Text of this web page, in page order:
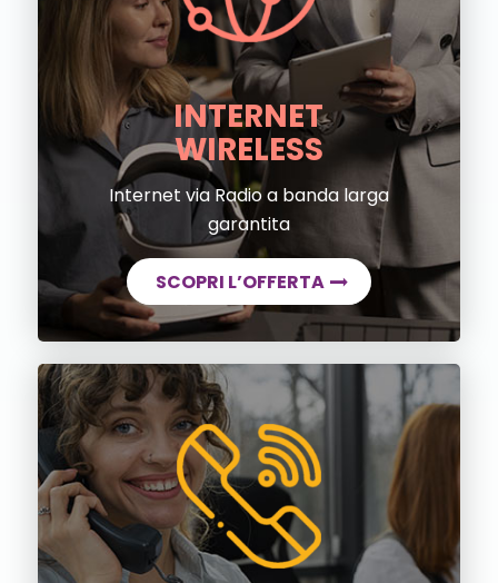
INTERNET
WIRELESS
Internet via Radio a banda larga
garantita
SCOPRI L’OFFERTA